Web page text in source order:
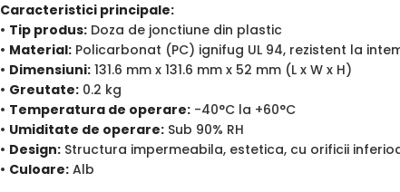
Caracteristici principale:
• Tip produs: Doza de jonctiune din plastic
• Material: Policarbonat (PC) ignifug UL 94, rezistent la
• Dimensiuni: 131.6 mm x 131.6 mm x 52 mm (L x W x H)
• Greutate: 0.2 kg
• Temperatura de operare: -40°C la +60°C
• Umiditate de operare: Sub 90% RH
• Design: Structura impermeabila, estetica, cu orificii
• Culoare: Alb